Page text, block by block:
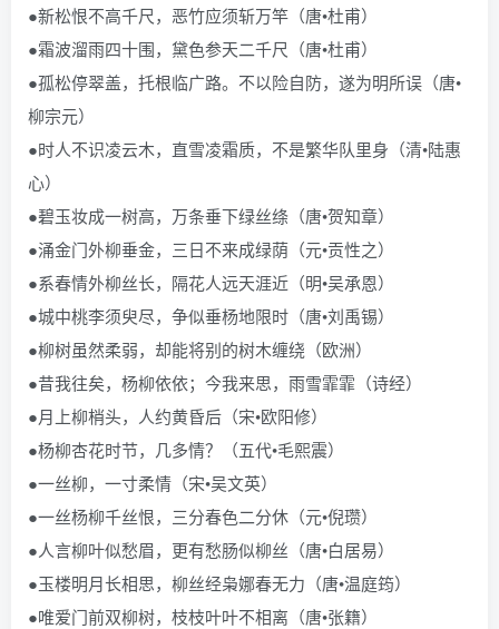
●新松恨不高千尺，恶竹应须斩万竿（唐•杜甫）
●霜波溜雨四十围，黛色参天二千尺（唐•杜甫）
●孤松停翠盖，托根临广路。不以险自防，遂为明所误（唐•
柳宗元）
●时人不识凌云木，直雪凌霜质，不是繁华队里身（清•陆惠
心）
●碧玉妆成一树高，万条垂下绿丝绦（唐•贺知章）
●涌金门外柳垂金，三日不来成绿荫（元•贡性之）
●系春情外柳丝长，隔花人远天涯近（明•吴承恩）
●城中桃李须臾尽，争似垂杨地限时（唐•刘禹锡）
●柳树虽然柔弱，却能将别的树木缠绕（欧洲）
●昔我往矣，杨柳依依；今我来思，雨雪霏霏（诗经）
●月上柳梢头，人约黄昏后（宋•欧阳修）
●杨柳杏花时节，几多情？（五代•毛熙震）
●一丝柳，一寸柔情（宋•吴文英）
●一丝杨柳千丝恨，三分春色二分休（元•倪瓒）
●人言柳叶似愁眉，更有愁肠似柳丝（唐•白居易）
●玉楼明月长相思，柳丝经枭娜春无力（唐•温庭筠）
●唯爱门前双柳树，枝枝叶叶不相离（唐•张籍）